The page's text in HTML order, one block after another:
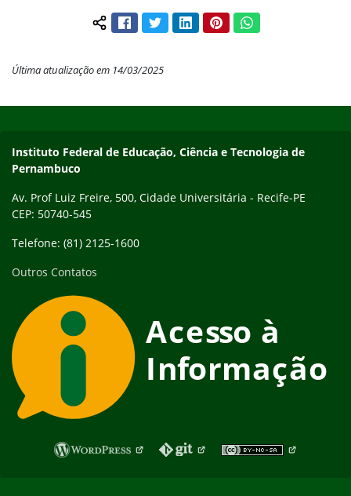
Compartilhar conteúdo:
FacebookTwitterLinkedInPinterestWhatsApp
Última atualização em 14/03/2025
Instituto Federal de Educação, Ciência e Tecnologia de
Pernambuco
Av. Prof Luiz Freire, 500, Cidade Universitária - Recife-PE
CEP: 50740-545
Telefone: (81) 2125-1600
Outros Contatos